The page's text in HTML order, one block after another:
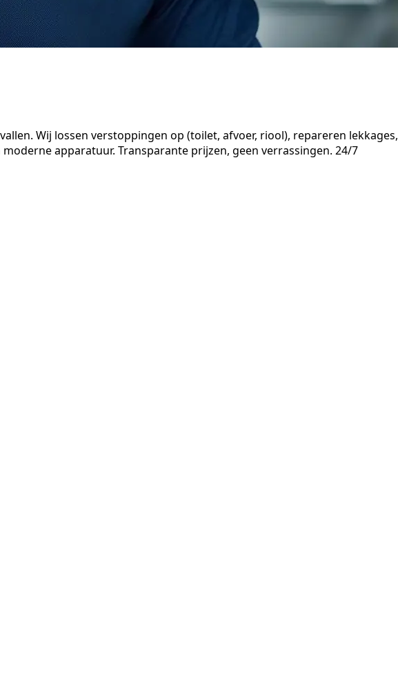
Wij lossen verstoppingen op (toilet, afvoer, riool), repareren lekkages,
apparatuur. Transparante prijzen, geen verrassingen. 24/7